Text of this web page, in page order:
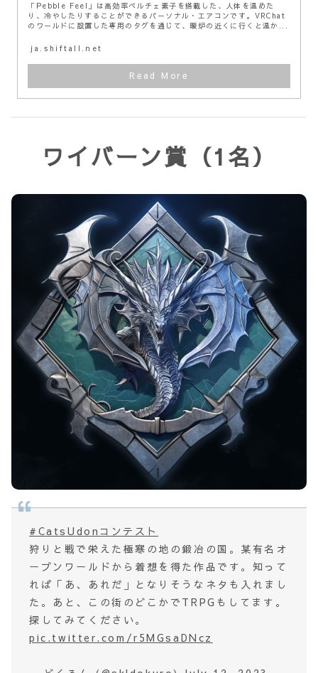
「Pebble Feel」は高効率ペルチェ素子を搭載した、人体を温めた
り、冷やしたりすることができるパーソナル・エアコンです。VRChat
のワールドに設置した専用のタグを通じて、暖炉の近くに行くと温か...
ja.shiftall.net
ワイバーン賞（1名）
#CatsUdonコンテスト
狩りと戦で栄えた極寒の地の鍛冶の国。某有名オ
ープンワールドから着想を得た作品です。知って
れば「あ、あれだ」となりそうなネタも入れまし
た。あと、この街のどこかでTRPGもしてます。
探してみてください。
pic.twitter.com/r5MGsaDNcz